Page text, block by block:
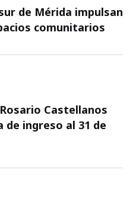
de Mérida impulsan
comunitarios
Castellanos
ingreso al 31 de